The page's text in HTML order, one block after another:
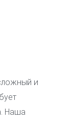
и
Наша